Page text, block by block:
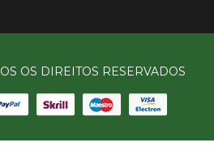
OS DIREITOS RESERVADOS